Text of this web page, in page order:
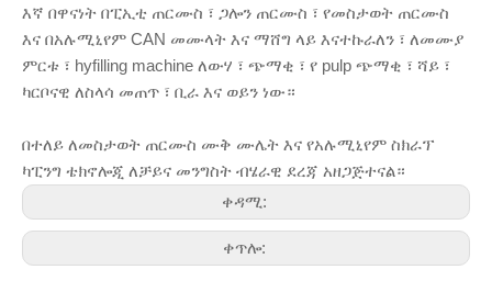
እኛ በዋናነት በፒኢቲ ጠርሙስ ፣ ጋሎን ጠርሙስ ፣ የመስታወት ጠርሙስ
እና በአሉሚኒየም CAN መሙላት እና ማሸግ ላይ እናተኩራለን ፣ ለመሙያ
ምርቱ ፣ hyfilling machine ለውሃ ፣ ጭማቂ ፣ የ pulp ጭማቂ ፣ ሻይ ፣
ካርቦናዊ ለስላሳ መጠጥ ፣ ቢራ እና ወይን ነው።
በተለይ ለመስታወት ጠርሙስ ሙቅ ሙሌት እና የአሉሚኒየም ስክራፕ
ካፒንግ ቴክኖሎጂ ለቻይና መንግስት ብሄራዊ ደረጃ አዘጋጅተናል።
ቀዳሚ:
ቀጥሎ: